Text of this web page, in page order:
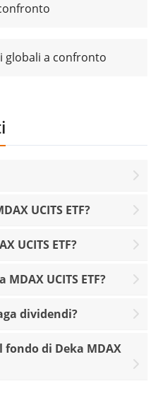
globali a confronto
UCITS ETF?
UCITS ETF?
UCITS ETF?
dividendi?
di Deka MDAX